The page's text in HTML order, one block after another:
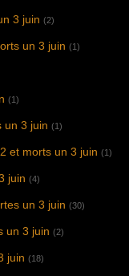
3 juin (2)
un 3 juin (1)
(1)
un 3 juin (1)
et morts un 3 juin (1)
juin (4)
un 3 juin (30)
un 3 juin (2)
juin (18)